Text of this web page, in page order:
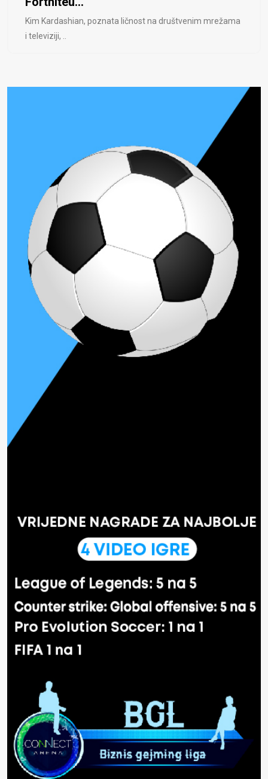
Kim Kardashian, poznata ličnost na društvenim mrežama
i televiziji, ..